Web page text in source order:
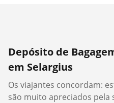
Depósito de
em Selargius
Os viajantes concordam:
são muito apreciados pela